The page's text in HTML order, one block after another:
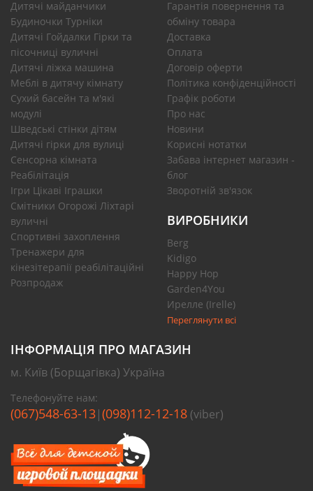
Дитячі майданчики
Будиночки Турніки
Дитячі Гойдалки Гірки та
пісочниці вуличні
Дитячі ліжка машина
Меблі в дитячу кімнату
Сухий басейн та м'які
модулі
Шведські стінки дітям
Дитячі гірки для вулиці
Сенсорна кімната
Реабілітація
Ігри Цікаві Іграшки
Смітники Огорожі Ліхтарі
вуличні
Спортивні захоплення
Тренажери для
кінезітерапії реабілітаційні
Розпродаж
Гарантія повернення та
обміну товара
Доставка
Оплата
Договір оферти
Політика конфіденційності
Графік роботи
Про нас
Новини
Корисні нотатки
Забава інтернет магазин -
блог
Зворотній зв'язок
ВИРОБНИКИ
Berg
Kidigo
Happy Hop
Garden4You
Ирелле (Irelle)
Переглянути всі
ІНФОРМАЦІЯ ПРО МАГАЗИН
м. Київ (Борщагівка) Україна
Телефонуйте нам:
(067)548-63-13|(098)112-12-18 (viber)